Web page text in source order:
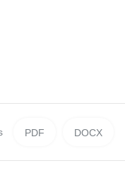
PDF DOCX